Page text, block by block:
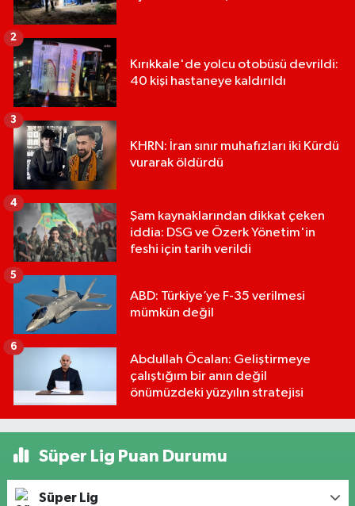
Kırıkkale'de yolcu otobüsü devrildi:
40 kişi hastaneye kaldırıldı
2
KHRN: İran sınır muhafızları iki Kürdü
vurarak öldürdü
3
Şam kaynaklarından dikkat çeken
iddia: DSG ve Özerk Yönetim'in
feshi için tarih verildi
4
ABD: Türkiye’ye F-35 verilmesi
mümkün değil
5
Abdullah Öcalan: Geliştirmeye
çalıştığım bir anın değil
önümüzdeki yüzyılın stratejisi
6
Süper Lig Puan Durumu
Süper Lig